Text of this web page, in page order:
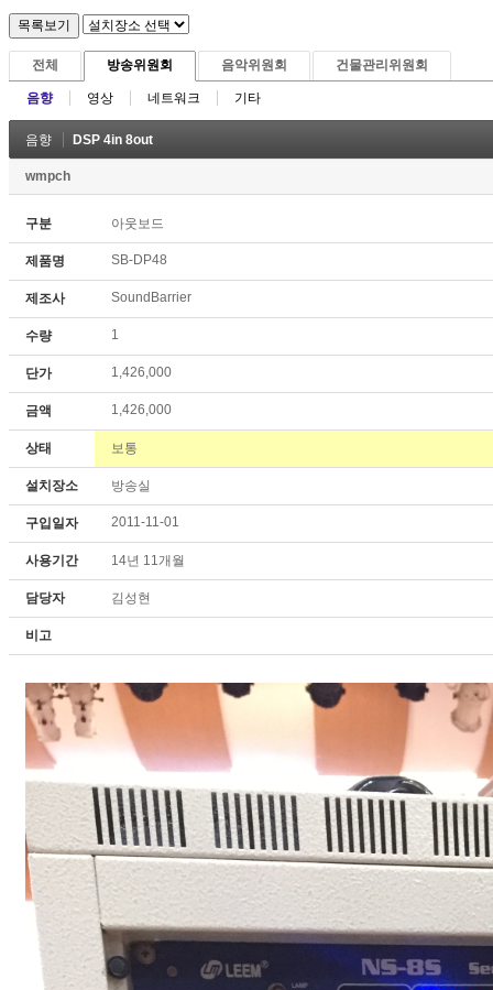
전체 방송위원회
음향 영상 네트워크 기타
음악위원회 건물관리위원회
음향 DSP 4in 8out
wmpch
구분 아웃보드
제품명 SB-DP48
제조사 SoundBarrier
수량 1
단가 1,426,000
금액 1,426,000
상태 보통
설치장소 방송실
구입일자 2011-11-01
사용기간 14년 11개월
담당자 김성현
비고